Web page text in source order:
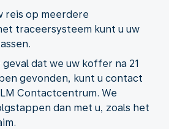
reis op meerdere
traceersysteem kunt u uw
dat we uw koffer na 21
gevonden, kunt u contact
Contactcentrum. We
dan met u, zoals het